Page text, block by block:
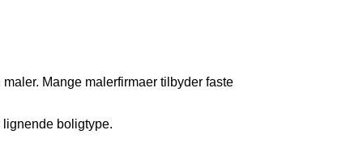
Mange malerfirmaer tilbyder faste
boligtype.